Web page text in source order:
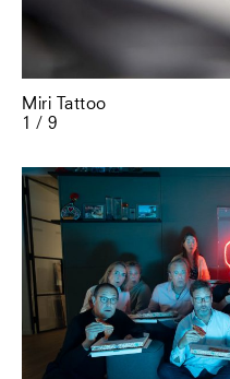
Miri Tattoo
1 / 9